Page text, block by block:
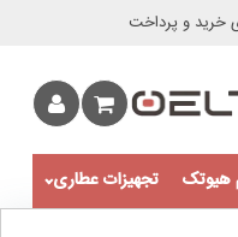
و پرداخت
هیوتک تجهیزات عطاری